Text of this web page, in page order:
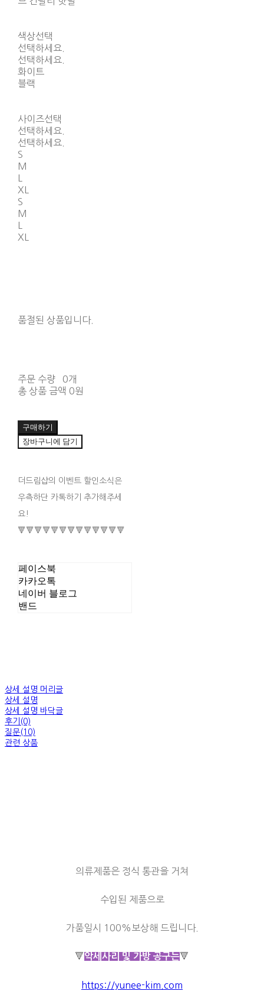
색상선택
선택하세요.
선택하세요.
화이트
블랙
사이즈선택
선택하세요.
선택하세요.
S
M
XL
S
M
XL
품절된 상품입니다.
주문 수량
0개
총 상품 금액 0원
구매하기
장바구니에 담기
더드림샵의 이벤트 할인소식은
우측하단 카톡하기 추가해주세
요!
🔻🔻🔻🔻🔻🔻🔻🔻🔻🔻🔻🔻🔻
페이스북
카카오톡
네이버 블로그
밴드
상세 설명 머리글
상세 설명
상세 설명 바닥글
후기(0)
질문(10)
관련 상품
의류제품은 정식 통관을 거쳐
수입된 제품으로
가품일시 100%보상해 드립니다.
🔻 악세사리 및 가방 공구는🔻
https://yunee-kim.com